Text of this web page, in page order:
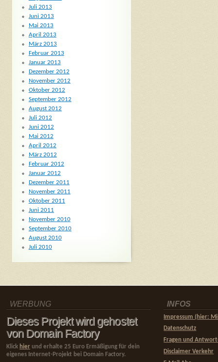
Juli 2013
Juni 2013
Mai 2013
April 2013
März 2013
Februar 2013
Januar 2013
Dezember 2012
November 2012
Oktober 2012
September 2012
August 2012
Juli 2012
Juni 2012
Mai 2012
April 2012
März 2012
Februar 2012
Januar 2012
Dezember 2011
November 2011
Oktober 2011
Juni 2011
November 2010
September 2010
August 2010
Juli 2010
WERBUNG
Dieses Projekt wird gehostet
von Domain Factory
Klick hier und erhalte 25 Euro Ermäßigung für dein
eigenes Internet-Projekt bei Domain Factory.
INFOS
Impressum (hier:
Datenschutz
Fragen und
Disclaimer Verkehr